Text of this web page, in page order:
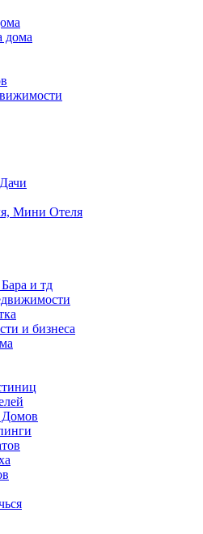
дома
Мини Отеля
и тд
и бизнеса
Домов